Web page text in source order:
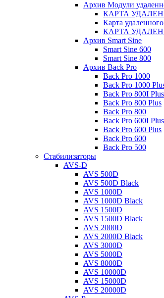
Архив Модули
КАРТА
Карта
КАРТА
Архив Smart Sine
Smart Sine 600
Smart Sine 800
Архив Back Pro
Back Pro 1000
Back Pro 1000
Back Pro 800I
Back Pro 800 Plus
Back Pro 800
Back Pro 600I
Back Pro 600 Plus
Back Pro 600
Back Pro 500
Стабилизаторы
AVS-D
AVS 500D
AVS 500D Black
AVS 1000D
AVS 1000D Black
AVS 1500D
AVS 1500D Black
AVS 2000D
AVS 2000D Black
AVS 3000D
AVS 5000D
AVS 8000D
AVS 10000D
AVS 15000D
AVS 20000D